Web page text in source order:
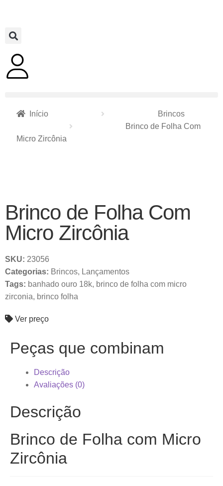
Início
Brincos
Brinco de Folha Com
Micro Zircônia
Brinco de Folha Com
Micro Zircônia
SKU: 23056
Categorias: Brincos, Lançamentos
Tags: banhado ouro 18k, brinco de folha com micro
zirconia, brinco folha
Ver preço
Peças que combinam
Descrição
Avaliações (0)
Descrição
Brinco de Folha com Micro
Zircônia